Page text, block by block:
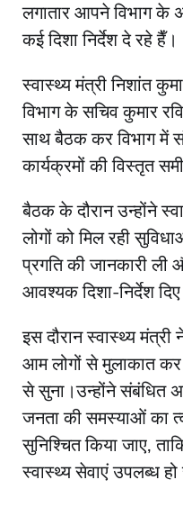
लगातार आपने विभाग के
कई दिशा निर्देश दे रहे हैँ।
स्वास्थ्य मंत्री निशांत
विभाग के सचिव कुमार
साथ बैठक कर विभाग में
कार्यक्रमों की विस्तृत
बैठक के दौरान उन्होंने
लोगों को मिल रही
प्रगति की जानकारी ली
आवश्यक दिशा-निर्देश
इस दौरान स्वास्थ्य
आम लोगों से मुलाकात
से सुना।उन्होंने संबंधित
जनता की समस्याओं का
सुनिश्चित किया जाए,
स्वास्थ्य सेवाएं उपलब्ध